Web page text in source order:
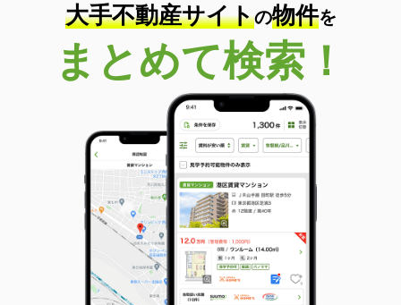
大手不動産サイトの物件を
まとめて検索！